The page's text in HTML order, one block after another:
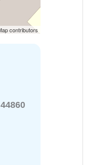
contributors